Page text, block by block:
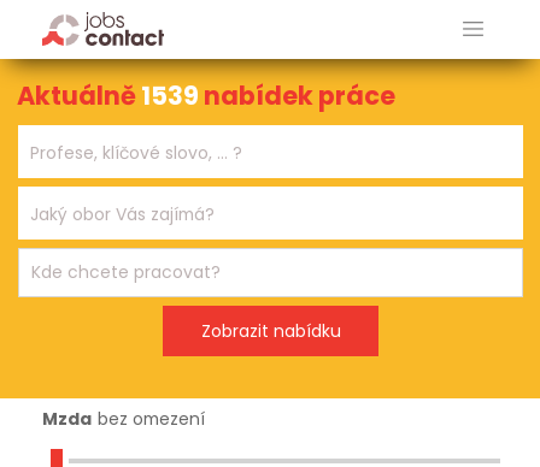
Aktuálně1539 nabídek práce
Mzda bez omezení